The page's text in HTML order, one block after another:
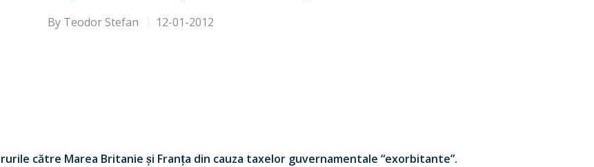
By Teodor Stefan 12-01-2012
către Marea Britanie și Franța din cauza taxelor guvernamentale “exorbitante”.